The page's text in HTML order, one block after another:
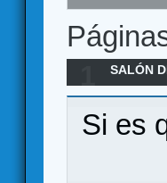
SALÓN
mesa
Si es